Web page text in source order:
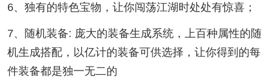
6、独有的特色宝物，让你闯荡江湖时处处有惊喜；
7、随机装备: 庞大的装备生成系统，上百种属性的随
机生成搭配，以亿计的装备可供选择，让你得到的每
件装备都是独一无二的